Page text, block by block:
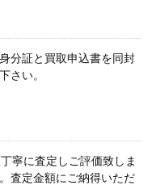
分証と買取申込書を同封
さい。
寧に査定しご評価致しま
査定金額にご納得いただ